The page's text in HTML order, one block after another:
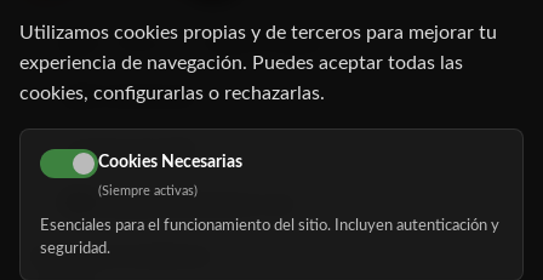
C/ Oruro, 11. 28016 Madrid
91 345 06 26
616 113 103
hola@mundomayor.com
Buscador de residencias
Utilizamos cookies propias y de terceros para mejorar tu
experiencia de navegación. Puedes aceptar todas las
cookies, configurarlas o rechazarlas.
Cookies Necesarias
(Siempre activas)
Esenciales para el funcionamiento del sitio. Incluyen autenticación y
seguridad.